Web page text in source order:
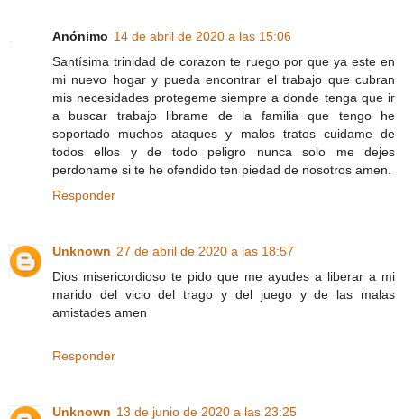
Anónimo 14 de abril de 2020 a las 15:06
Santísima trinidad de corazon te ruego por que ya este en
mi nuevo hogar y pueda encontrar el trabajo que cubran
mis necesidades protegeme siempre a donde tenga que ir
a buscar trabajo librame de la familia que tengo he
soportado muchos ataques y malos tratos cuidame de
todos ellos y de todo peligro nunca solo me dejes
perdoname si te he ofendido ten piedad de nosotros amen.
Responder
Unknown 27 de abril de 2020 a las 18:57
Dios misericordioso te pido que me ayudes a liberar a mi
marido del vicio del trago y del juego y de las malas
amistades amen
Responder
Unknown 13 de junio de 2020 a las 23:25